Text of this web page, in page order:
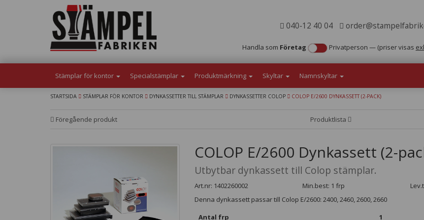
040-12 40 04
Handla som Företag Privatperson — (priser visas
Stämplar för kontor Specialstämplar Produktmärkning Skyltar Namnskyltar
STARTSIDA STÄMPLAR FÖR KONTOR DYNKASSETTER TILL STÄMPLAR DYNKASSETTER COLOP COLOP E/2600 DYNKASSETT (2-PACK)
Föregående produkt Produktlista
COLOP E/2600 Dynkassett (2-
Utbytbar dynkassett till Colop stämplar.
Art.nr: 1402260002 Min.best: 1 frp
Denna dynkassett passar till Colop E/2600: 2400, 2460, 2600, 2660
Antal frp
1